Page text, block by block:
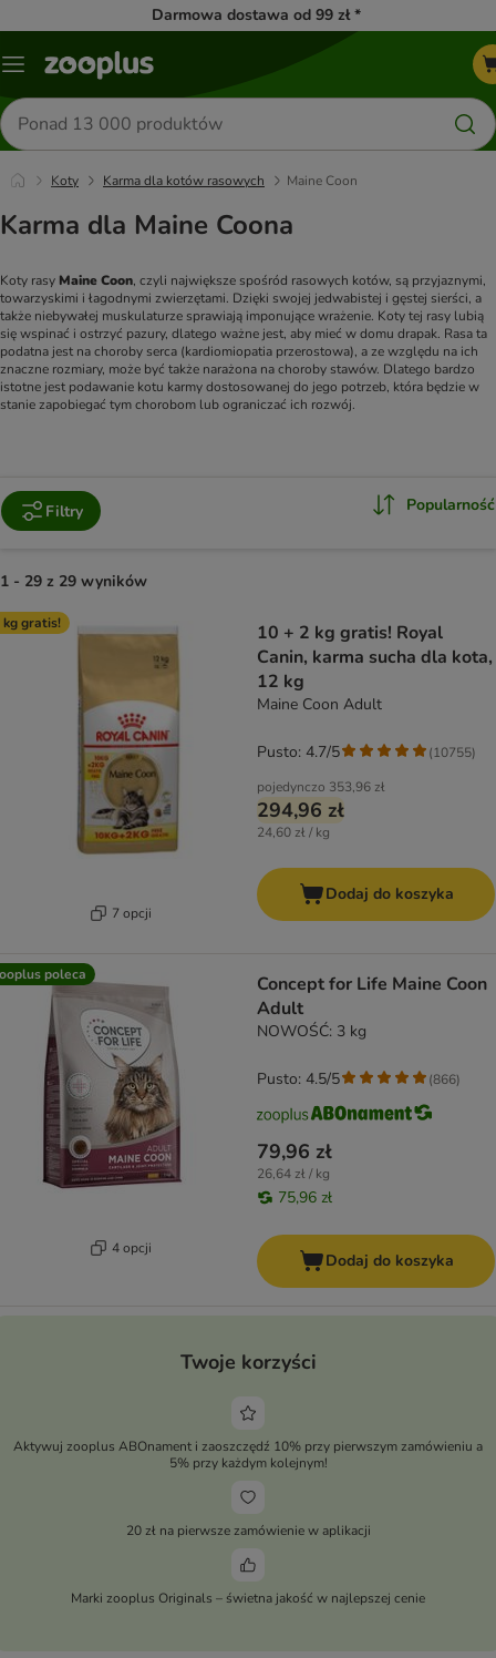
Darmowa dostawa od 99 zł *
Menu
Szukaj
produktów
Koty Karma dla kotów rasowych Maine Coon
Karma dla Maine Coona
Koty rasy Maine Coon, czyli największe spośród rasowych kotów, są przyjaznymi,
towarzyskimi i łagodnymi zwierzętami. Dzięki swojej jedwabistej i gęstej sierści, a
także niebywałej muskulaturze sprawiają imponujące wrażenie. Koty tej rasy lubią
się wspinać i ostrzyć pazury, dlatego ważne jest, aby mieć w domu drapak. Rasa ta
podatna jest na choroby serca (kardiomiopatia przerostowa), a ze względu na ich
znaczne rozmiary, może być także narażona na choroby stawów. Dlatego bardzo
istotne jest podawanie kotu karmy dostosowanej do jego potrzeb, która będzie w
stanie zapobiegać tym chorobom lub ograniczać ich rozwój.
Filtry Popularność
1 - 29 z 29 wyników
product items have been changed
kg gratis!
7 opcji
10 + 2 kg gratis! Royal
Canin, karma sucha dla kota,
12 kg
Maine Coon Adult
pojedynczo 353,96 zł
294,96 zł
24,60 zł / kg
Pusto: 4.7/5 (10755)
Dodaj do koszyka
poleca
4 opcji
Concept for Life Maine Coon
Adult
NOWOŚĆ: 3 kg
79,96 zł
26,64 zł / kg
75,96 zł
Pusto: 4.5/5 (866)
Dodaj do koszyka
Twoje korzyści
Aktywuj zooplus ABOnament i zaoszczędź 10% przy pierwszym zamówieniu a
5% przy każdym kolejnym!
20 zł na pierwsze zamówienie w aplikacji
Marki zooplus Originals – świetna jakość w najlepszej cenie